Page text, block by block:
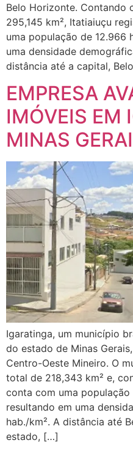
Belo Horizonte. Contando
295,145 km², Itatiaiuçu
uma população de 12.966
uma densidade
distância até a capital,
EMPRESA
IMÓVEIS EM
MINAS
Igaratinga, um município
do estado de Minas
Centro-Oeste Mineiro. O
total de 218,343 km² e,
conta com uma população
resultando em uma
hab./km². A distância até
estado, […]